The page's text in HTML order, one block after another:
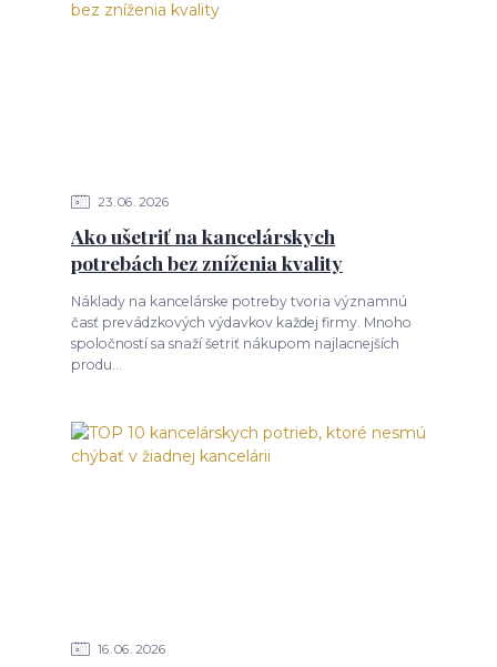
23 06 2026
Ako ušetriť na kancelárskych
potrebách bez zníženia kvality
Náklady na kancelárske potreby tvoria významnú
časť prevádzkových výdavkov každej firmy. Mnoho
spoločností sa snaží šetriť nákupom najlacnejších
produ...
16 06 2026